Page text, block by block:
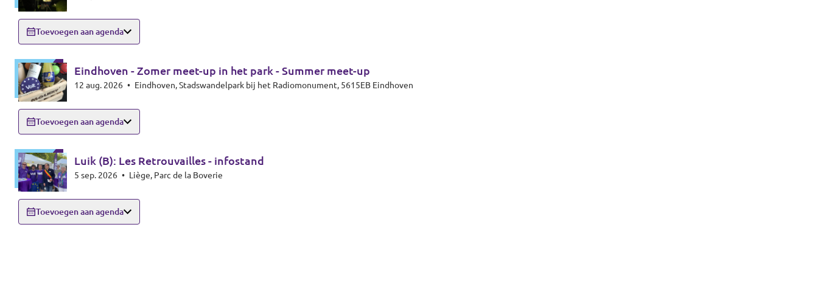
Toevoegen aan agenda
Eindhoven - Zomer meet-up in het park - Summer meet-up
12 aug. 2026 • Eindhoven, Stadswandelpark bij het Radiomonument, 5615EB Eindhoven
Toevoegen aan agenda
Luik (B): Les Retrouvailles - infostand
5 sep. 2026 • Liège, Parc de la Boverie
Toevoegen aan agenda